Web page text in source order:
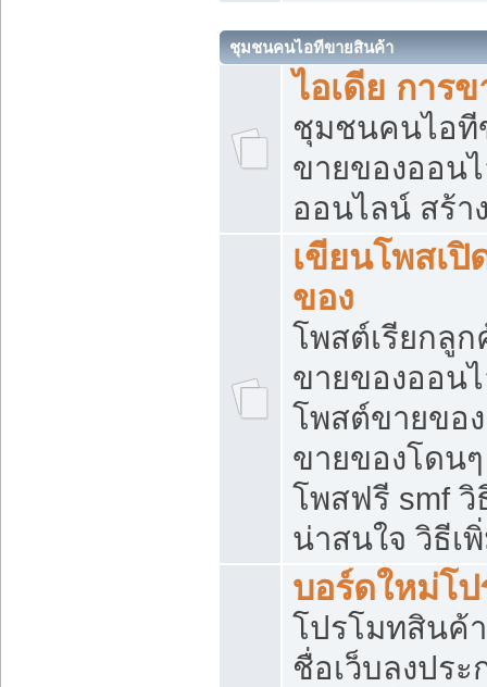
ชุมชนคนไอทีขายสินค้า
ไอเดีย การ
ชุมชนคนไอที
ขายของออน
ออนไลน์ สร้า
เขียนโพสเปิ
ของ
โพสต์เรียกลู
ขายของออน
โพสต์ขายขอ
ขายของโดน
โพสฟรี smf
น่าสนใจ วิธีเ
บอร์ดใหม่โ
โปรโมทสินค้
ชื่อเว็บลงปร